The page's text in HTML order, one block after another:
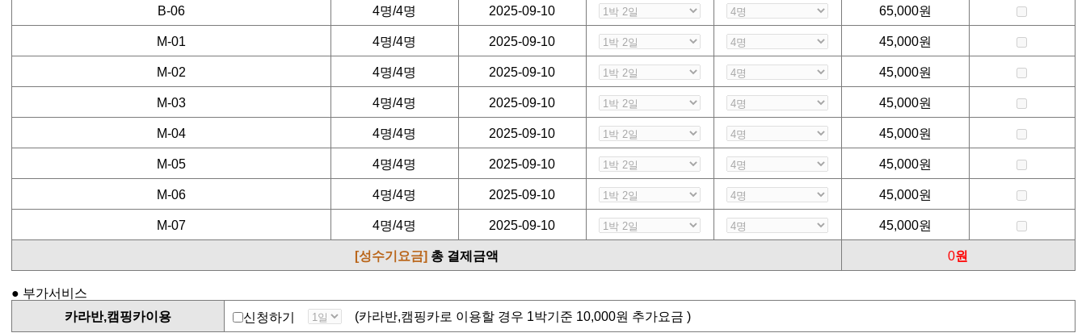
B-06 4명/4명 2025-09-10 65,000원
M-01 4명/4명 2025-09-10 45,000원
M-02 4명/4명 2025-09-10 45,000원
M-03 4명/4명 2025-09-10 45,000원
M-04 4명/4명 2025-09-10 45,000원
M-05 4명/4명 2025-09-10 45,000원
M-06 4명/4명 2025-09-10 45,000원
M-07 4명/4명 2025-09-10 45,000원
[성수기요금] 총 결제금액 0원
● 부가서비스
카라반,캠핑카이용
신청하기 (카라반,캠핑카로 이용할 경우 1박기준 10,000원 추가요금 )